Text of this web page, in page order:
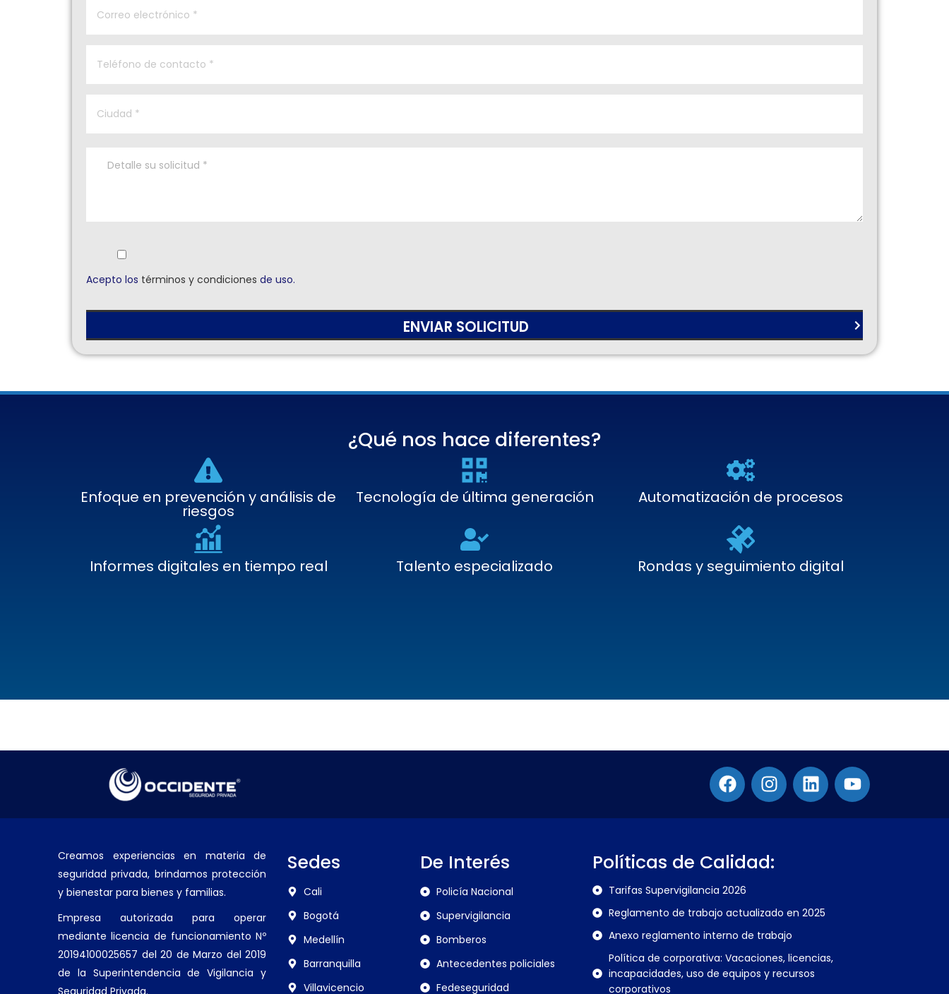
Acepto los términos y condiciones de uso.
ENVIAR SOLICITUD
¿Qué nos hace diferentes?
Enfoque en prevención y análisis de
riesgos
Tecnología de última generación Automatización de procesos
Informes digitales en tiempo real Talento especializado Rondas y seguimiento digital
Creamos experiencias en materia de
seguridad privada, brindamos protección
y bienestar para bienes y familias.
Empresa autorizada para operar
mediante licencia de funcionamiento Nº
20194100025657 del 20 de Marzo del 2019
de la Superintendencia de Vigilancia y
Seguridad Privada.
Sedes
Cali
Bogotá
Medellín
Barranquilla
Villavicencio
De Interés
Policía Nacional
Supervigilancia
Bomberos
Antecedentes policiales
Fedeseguridad
Políticas de Calidad:
Tarifas Supervigilancia 2026
Reglamento de trabajo actualizado en 2025
Anexo reglamento interno de trabajo
Política de corporativa: Vacaciones, licencias,
incapacidades, uso de equipos y recursos
corporativos